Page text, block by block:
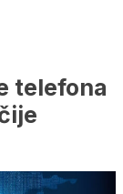
telefona